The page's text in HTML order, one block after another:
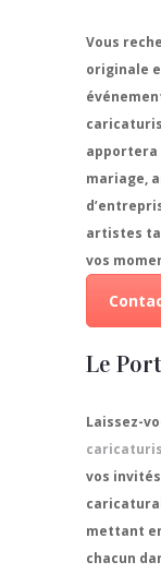
Vous
originale
apportera
mariage,
artistes
vos
Le
Laissez-
vos
mettant
chacun